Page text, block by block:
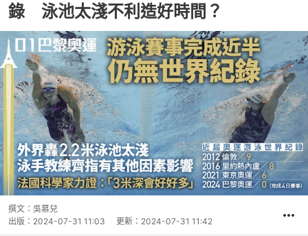
錄 泳池太淺不利造好時間？
撰文： 吳慕兒
出版： 2024-07-31 11:03 更新： 2024-07-31 11:42